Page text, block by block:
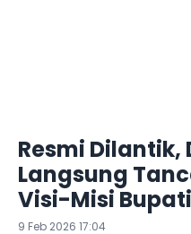
Resmi Dilantik,
Langsung
Visi-Misi Bupati
9 Feb 2026 17:04